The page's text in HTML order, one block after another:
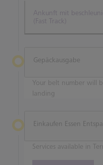
Ankunft mit
(Fast Track)
Gepäckausgabe
Your belt number will
landing
Einkaufen Essen
Services available in